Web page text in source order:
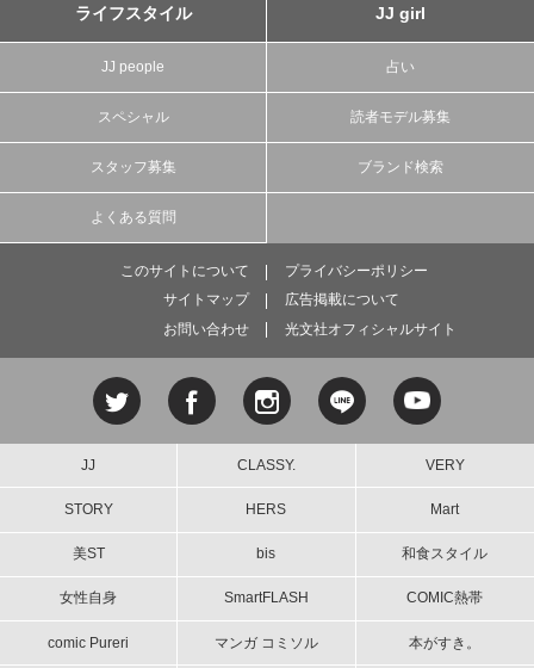
ライフスタイル JJ girl
JJ people 占い
スペシャル 読者モデル募集
スタッフ募集 ブランド検索
よくある質問
このサイトについて
プライバシーポリシー
サイトマップ
広告掲載について
お問い合わせ
光文社オフィシャルサイト
JJ CLASSY. VERY
STORY HERS Mart
美ST bis 和食スタイル
女性自身 SmartFLASH COMIC熱帯
comic Pureri マンガ コミソル 本がすき。